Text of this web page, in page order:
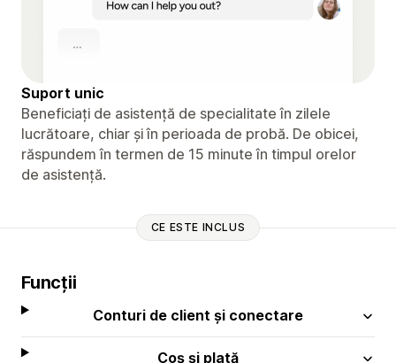
Suport unic
Beneficiați de asistență de specialitate în zilele
lucrătoare, chiar și în perioada de probă. De obicei,
răspundem în termen de 15 minute în timpul orelor
de asistență.
CE ESTE INCLUS
Funcții
Conturi de client și conectare
Coș și plată